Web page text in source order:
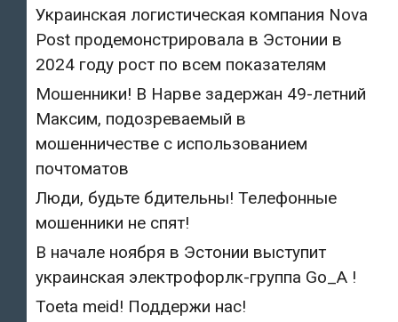
Украинская логистическая компания Nova
Post продемонстрировала в Эстонии в
2024 году рост по всем показателям
Мошенники! В Нарве задержан 49-летний
Максим, подозреваемый в
мошенничестве с использованием
почтоматов
Люди, будьте бдительны! Телефонные
мошенники не спят!
В начале ноября в Эстонии выступит
украинская электрофорлк-группа Go_A !
Toeta meid! Поддержи нас!